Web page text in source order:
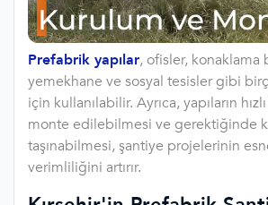
Prefabrik yapılar, ofisler, konaklama
yemekhane ve sosyal tesisler gibi
için kullanılabilir. Ayrıca, yapıların
monte edilebilmesi ve gerektiğinde
taşınabilmesi, şantiye projelerinin
verimliliğini artırır.